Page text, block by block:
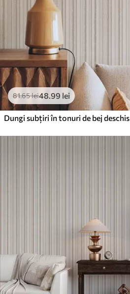
81.65lei48.99 lei
Dungi subțiri în tonuri de bej deschis